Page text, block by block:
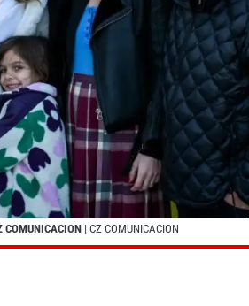
COMUNICACION | CZ COMUNICACION